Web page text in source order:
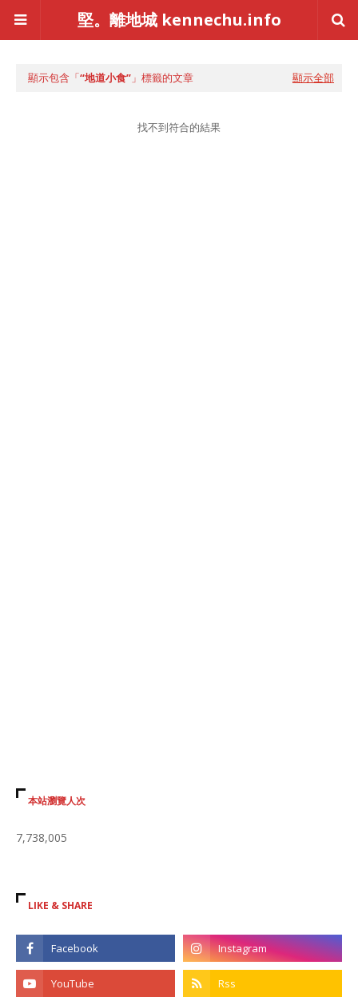
堅。離地城 kennechu.info
顯示包含「 地道小食 」標籤的文章 顯示全部
找不到符合的結果
本站瀏覽人次
7,738,005
LIKE & SHARE